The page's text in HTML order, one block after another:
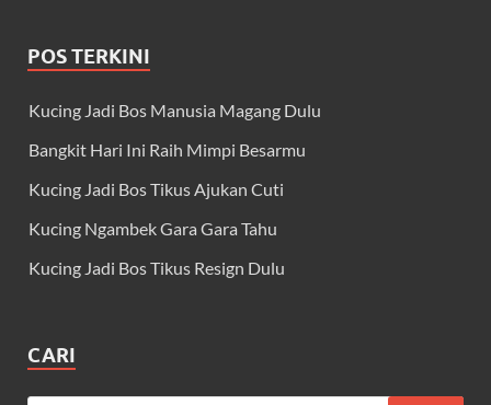
POS TERKINI
Kucing Jadi Bos Manusia Magang Dulu
Bangkit Hari Ini Raih Mimpi Besarmu
Kucing Jadi Bos Tikus Ajukan Cuti
Kucing Ngambek Gara Gara Tahu
Kucing Jadi Bos Tikus Resign Dulu
CARI